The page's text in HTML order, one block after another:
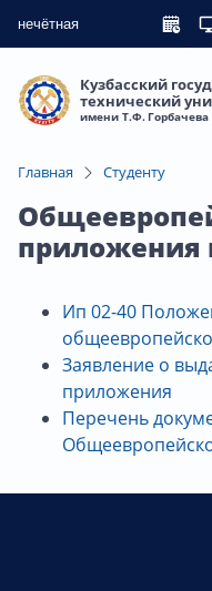
нечётная
Кузбасский
технический
имени Т.Ф. Горбачева
Главная Студенту
приложения
Ип 02-40
Заявление о
приложения
Перечень